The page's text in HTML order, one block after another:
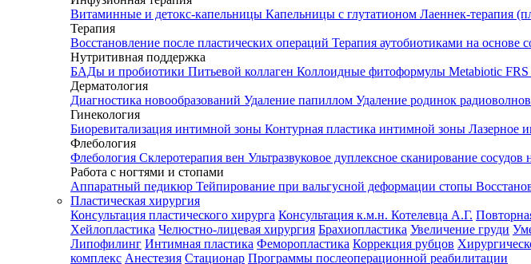
Витаминные и детокс-капельницы Капельницы с глутатионом Лаеннек-терапия
Терапия
Восстановление после пластических операций Терапия аутобиотиками на основе
Нутритивная поддержка
БАДы и пробиотики Питьевой коллаген Коллоидные фитоформулы Metabiotic FRS
Дерматология
Диагностика новообразований Удаление папиллом Удаление родинок
Гинекология
Биоревитализация интимной зоны Контурная пластика интимной зоны Лазерное
Флебология
Флебология Склеротерапия вен Ультразвуковое дуплексное сканирование
Работа с ногтями и стопами
Аппаратный педикюр Тейпирование при вальгусной деформации стопы
Пластическая хирургия
Консультация пластического хирурга Консультация к.м.н. Котелевца А.Г.
Хейлопластика Челюстно-лицевая хирургия Брахиопластика Увеличение груди
Липофилинг Интимная пластика Феморопластика Коррекция рубцов
комплекс Анестезия Стационар Программы послеоперационной реабилитации